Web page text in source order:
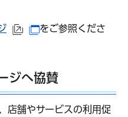
（外部サイトへリンク）
（別ウインドウで開
をご参照くださ
ジへ協賛
店舗やサービスの利用促